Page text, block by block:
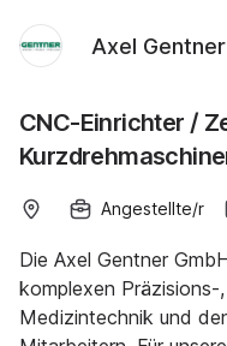
Axel
CNC-Einrichter /
Angestellte/r
Die Axel Gentner
komplexen
Medizintechnik und